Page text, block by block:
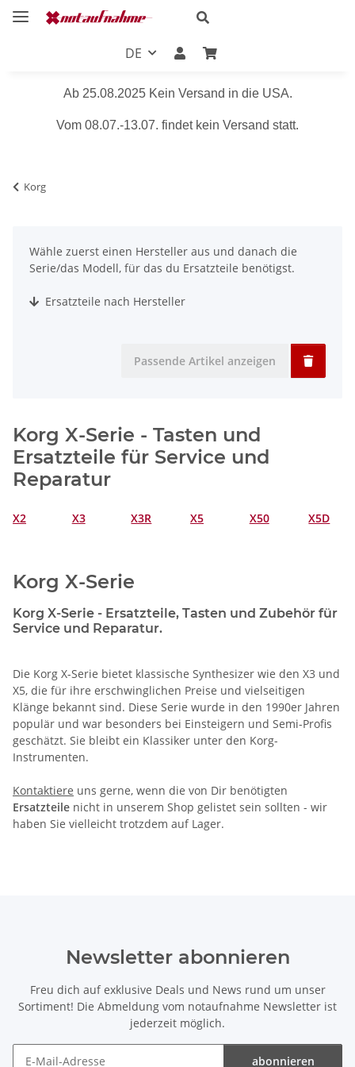
DE
Ab 25.08.2025 Kein Versand in die USA.
Vom 08.07.-13.07. findet kein Versand statt.
Korg
Wähle zuerst einen Hersteller aus und danach die
Serie/das Modell, für das du Ersatzteile benötigst.
Ersatzteile nach Hersteller
Passende Artikel anzeigen
Korg X-Serie - Tasten und
Ersatzteile für Service und
Reparatur
X2 X3 X3R X5 X50 X5D
Korg X-Serie
Korg X-Serie - Ersatzteile, Tasten und Zubehör für
Service und Reparatur.
Die Korg X-Serie bietet klassische Synthesizer wie den X3 und
X5, die für ihre erschwinglichen Preise und vielseitigen
Klänge bekannt sind. Diese Serie wurde in den 1990er Jahren
populär und war besonders bei Einsteigern und Semi-Profis
geschätzt. Sie bleibt ein Klassiker unter den Korg-
Instrumenten.
Kontaktiere uns gerne, wenn die von Dir benötigten
Ersatzteile nicht in unserem Shop gelistet sein sollten - wir
haben Sie vielleicht trotzdem auf Lager.
Newsletter abonnieren
Freu dich auf exklusive Deals und News rund um unser
Sortiment! Die Abmeldung vom notaufnahme Newsletter ist
jederzeit möglich.
abonnieren